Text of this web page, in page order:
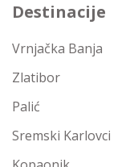
Destinacije
Vrnjačka Banja
Zlatibor
Palić
Sremski Karlovci